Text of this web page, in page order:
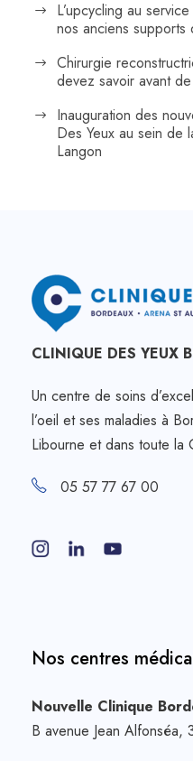
L’upcycling au
nos anciens
Chirurgie
devez savoir avant
Inauguration des
Des Yeux au sein de
Langon
CLINIQUE DES YEUX
Un centre de soins
l’oeil et ses maladies à
Libourne et dans toute la
05 57 77 67 00
Nos centres
Nouvelle Clinique
B avenue Jean Alfonséa,